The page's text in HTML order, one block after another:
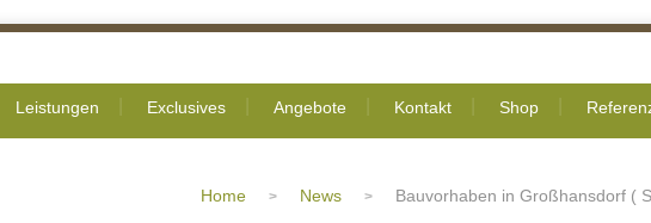
Leistungen Exclusives Angebote Kontakt Shop
Home > News > Bauvorhaben in Großhansdorf (